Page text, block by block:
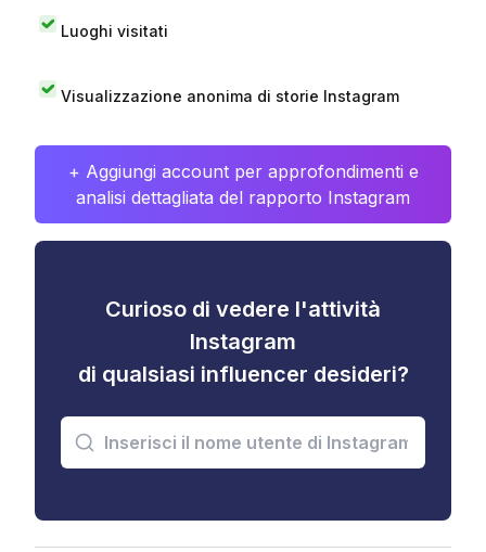
Luoghi visitati
Visualizzazione anonima di storie Instagram
+ Aggiungi account per approfondimenti e
analisi dettagliata del rapporto Instagram
Curioso di vedere l'attività
Instagram
di qualsiasi influencer desideri?